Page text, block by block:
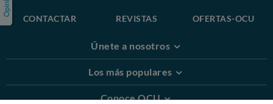
CONTACTAR REVISTAS OFERTAS-OCU
Únete a nosotros
Los más populares
Conoce OCU